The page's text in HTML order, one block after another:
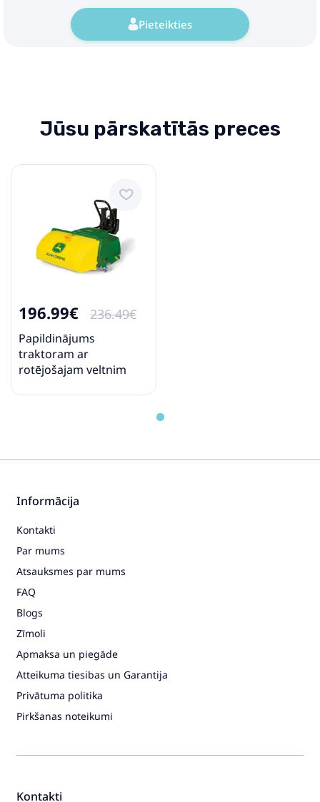
Pieteikties
Jūsu pārskatītās preces
196.99€ 236.49€
Papildinājums
traktoram ar
rotējošajam veltnim
Sweeper John Deere
Kontakti
Informācija
Kontakti
Par mums
Atsauksmes par mums
FAQ
Blogs
Zīmoli
Apmaksa un piegāde
Atteikuma tiesibas un Garantija
Privātuma politika
Pirkšanas noteikumi